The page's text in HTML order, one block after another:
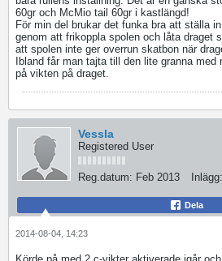
60gr och McMio tail 60gr i kastlängd!
För min del brukar det funka bra att ställa
genom att frikoppla spolen och låta draget
att spolen inte ger overrun skatbon när
Ibland får man tajta till den lite granna
på vikten på draget.
Vessla
Registered User
Reg.datum: Feb 2013 Inlägg:
Dela
2014-08-04, 14:23